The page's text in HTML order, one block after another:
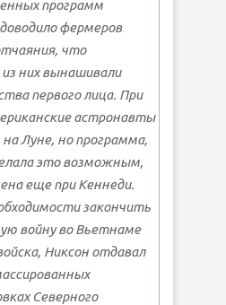
программ
фермеров
что
них вынашивали
первого лица. При
астронавты
на Луне, но программа,
это возможным,
еще при Кеннеди.
закончить
войну во Вьетнаме
Никсон отдавал
Северного